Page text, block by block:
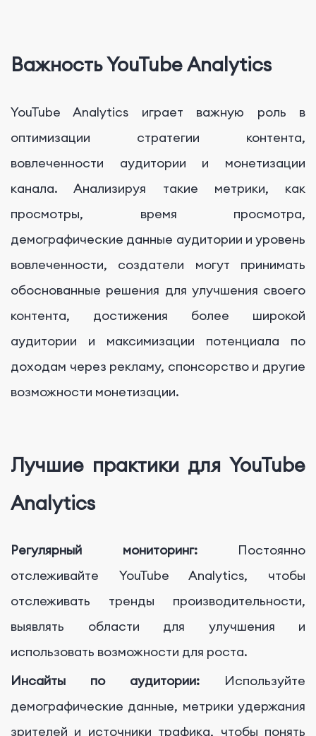
Важность YouTube Analytics
YouTube Analytics играет важную роль в
оптимизации стратегии контента,
вовлеченности аудитории и монетизации
канала. Анализируя такие метрики, как
просмотры, время просмотра,
демографические данные аудитории и уровень
вовлеченности, создатели могут принимать
обоснованные решения для улучшения своего
контента, достижения более широкой
аудитории и максимизации потенциала по
доходам через рекламу, спонсорство и другие
возможности монетизации.
Лучшие практики для YouTube
Analytics
Регулярный мониторинг:Постоянно
отслеживайте YouTube Analytics, чтобы
отслеживать тренды производительности,
выявлять области для улучшения и
использовать возможности для роста.
Инсайты по аудитории: Используйте
демографические данные, метрики удержания
зрителей и источники трафика, чтобы понять